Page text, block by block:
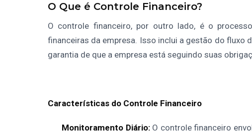
O Que é Controle Financeiro?
O controle financeiro, por outro lado, é o
financeiras da empresa. Isso inclui a gestão do fluxo
garantia de que a empresa está seguindo suas
Características do Controle Financeiro
Monitoramento Diário: O controle financeiro